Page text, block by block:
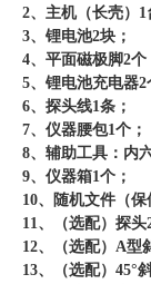
2、主机（长壳）1
3、锂电池2块；
4、平面磁极脚2个
5、锂电池充电器2
6、探头线1条；
7、仪器腰包1个；
8、辅助工具：内
9、仪器箱1个；
10、随机文件（
11、（选配）探头
12、（选配）A型
13、（选配）45°